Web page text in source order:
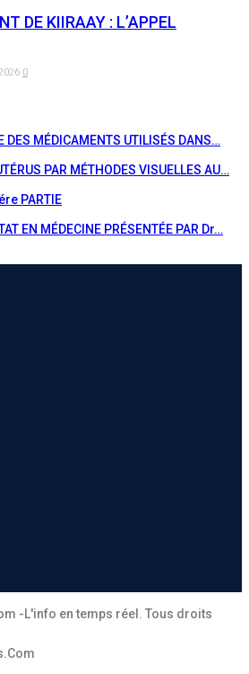
DE KIIRAAY : L’APPEL
0
DES MÉDICAMENTS UTILISÉS DANS…
PAR MÉTHODES VISUELLES AU…
PARTIE
EN MÉDECINE PRÉSENTÉE PAR Dr…
-L'info en temps réel. Tous droits